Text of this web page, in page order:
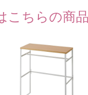
こちらの商